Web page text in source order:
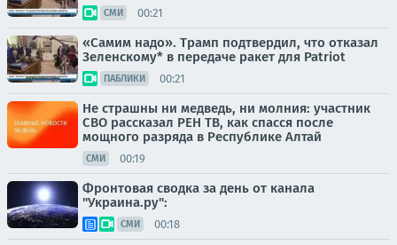
СМИ 00:21
«Самим надо». Трамп подтвердил, что отказал
Зеленскому* в передаче ракет для Patriot
ПАБЛИКИ 00:21
Не страшны ни медведь, ни молния: участник
СВО рассказал РЕН ТВ, как спасся после
мощного разряда в Республике Алтай
СМИ 00:19
Фронтовая сводка за день от канала
"Украина.ру":
СМИ 00:18